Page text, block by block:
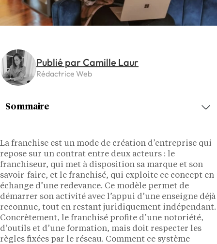
Publié par Camille Laur
Rédactrice Web
La franchise est un mode de création d’entreprise qui
repose sur un contrat entre deux acteurs : le
franchiseur, qui met à disposition sa marque et son
savoir-faire, et le franchisé, qui exploite ce concept en
échange d’une redevance. Ce modèle permet de
démarrer son activité avec l’appui d’une enseigne déjà
reconnue, tout en restant juridiquement indépendant.
Concrètement, le franchisé profite d’une notoriété,
d’outils et d’une formation, mais doit respecter les
règles fixées par le réseau. Comment ce système
Sommaire